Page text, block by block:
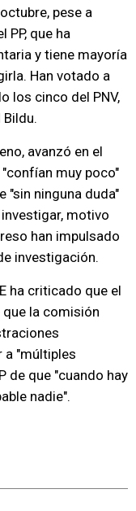
pese a
PP, que ha
y tiene mayoría
Han votado a
los cinco del PNV,
Bildu.
avanzó en el
muy poco"
"sin ninguna duda"
motivo
han impulsado
investigación.
ha criticado que el
la comisión
a "múltiples
de que "cuando hay
nadie".